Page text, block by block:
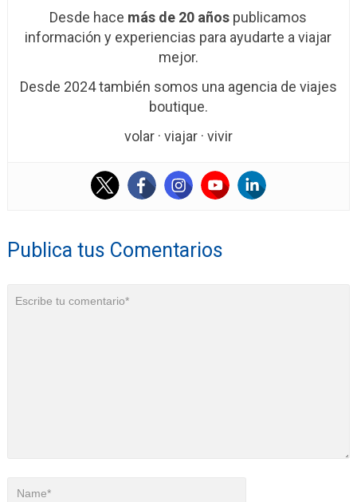
Desde hace más de 20 años publicamos
información y experiencias para ayudarte a viajar
mejor.
Desde 2024 también somos una agencia de viajes
boutique.
volar · viajar · vivir
Publica tus Comentarios